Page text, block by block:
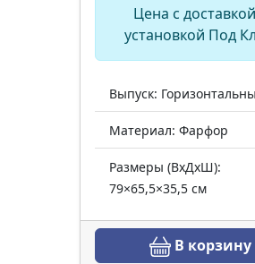
Цена с
установкой Под
Выпуск:
Материал: Фарфор
Размеры (ВхДхШ):
79×65,5×35,5 см
В корзину